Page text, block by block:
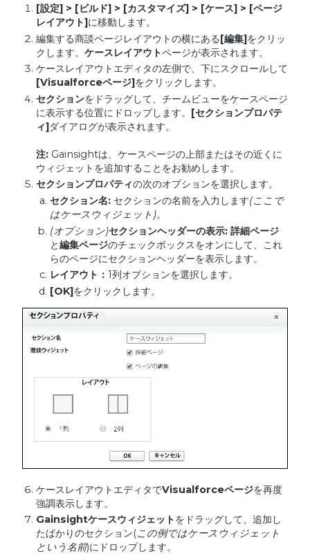
[設定] > [ビルド] > [カスタマイズ] > [ケース] > [ページ
レイアウト]に移動します。
編集する商談ページレイアウトの横にある[編集]をクリッ
クします。 ケースレイアウトページが表示されます。
ケースレイアウトエディタの左側で、下にスクロールして
[Visualforceページ]をクリックします。
セクションをドラッグして、チームビューをケースページ
に表示する位置にドロップします。 [セクションプロパテ
ィ]ダイアログが表示されます。
注: Gainsightは、ケースページの上部またはその近くに
ウィジェットを追加することをお勧めします。
セクションプロパティの次のオプションを選択します。
セクション名: セクションの名前を入力します(ここで
はケースウィジェット )。
(オプション)セクションヘッダーの表示:詳細ページ
と編集ページのチェックボックスをオンにして、これ
らのページにセクションヘッダーを表示します。
レイアウト：1列オプションを選択します。
[OK]をクリックします。
ケースレイアウトエディタでVisualforceページを再度
強調表示します。
Gainsightケースウィジェットをドラッグして、追加し
たばかりのセクション(この例ではケースウィジェット
という名前)にドロップします。